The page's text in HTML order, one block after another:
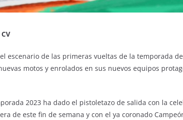
escenario de las primeras vueltas de la temporada
motos y enrolados en sus nuevos equipos
2023 ha dado el pistoletazo de salida con la
de este fin de semana y con el ya coronado